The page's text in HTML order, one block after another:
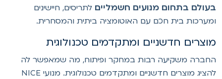
בתחום מנועים חשמלייםלתריסים, חיישינים
בית חכם עם האוטומציה ביתית והמסחרית.
חדשניים ומתקדמים טכנולוגית
משקיעה רבות במחקר ופיתוח, מה שמאפשר לה
להציג מוצרים חדשניים ומתקדמים טכנולוגית. מנועי NICE